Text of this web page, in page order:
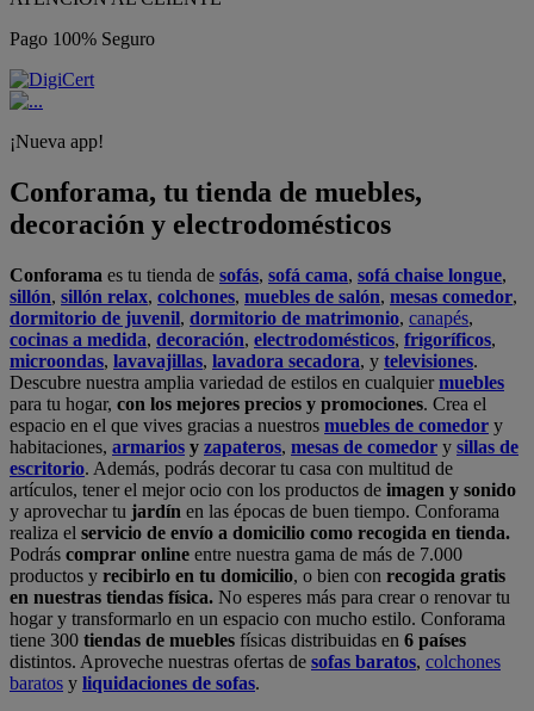
Pago 100% Seguro
¡Nueva app!
Conforama, tu tienda de muebles,
decoración y electrodomésticos
Conforama es tu tienda de sofás, sofá cama, sofá chaise longue,
sillón, sillón relax, colchones, muebles de salón, mesas comedor,
dormitorio de juvenil, dormitorio de matrimonio, canapés,
cocinas a medida, decoración, electrodomésticos, frigoríficos,
microondas, lavavajillas, lavadora secadora, y televisiones.
Descubre nuestra amplia variedad de estilos en cualquiermuebles
para tu hogar, con los mejores precios y promociones. Crea el
espacio en el que vives gracias a nuestros muebles de comedor y
habitaciones, armarios y zapateros, mesas de comedor y sillas de
escritorio. Además, podrás decorar tu casa con multitud de
artículos, tener el mejor ocio con los productos de imagen y sonido
y aprovechar tu jardín en las épocas de buen tiempo. Conforama
realiza el servicio de envío a domicilio como recogida en tienda.
Podrás comprar online entre nuestra gama de más de 7.000
productos y recibirlo en tu domicilio, o bien con recogida gratis
en nuestras tiendas física. No esperes más para crear o renovar tu
hogar y transformarlo en un espacio con mucho estilo. Conforama
tiene 300 tiendas de muebles físicas distribuidas en 6 países
distintos. Aproveche nuestras ofertas de sofas baratos, colchones
baratos y liquidaciones de sofas.